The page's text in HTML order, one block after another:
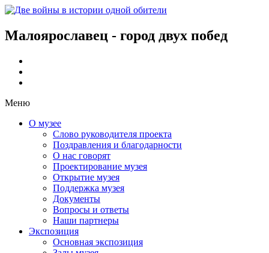
Малоярославец - город двух побед
Меню
О музее
Слово руководителя проекта
Поздравления и благодарности
О нас говорят
Проектирование музея
Открытие музея
Поддержка музея
Документы
Вопросы и ответы
Наши партнеры
Экспозиция
Основная экспозиция